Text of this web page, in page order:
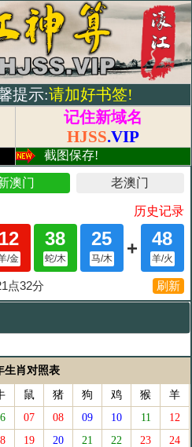
提示:请加好书签!
记住新域名
HJSS.VIP
截图保存!
生肖对照表
鼠 猪 狗 鸡 猴
羊
07 08 09 10 11
12
19 20 21 22 23
24